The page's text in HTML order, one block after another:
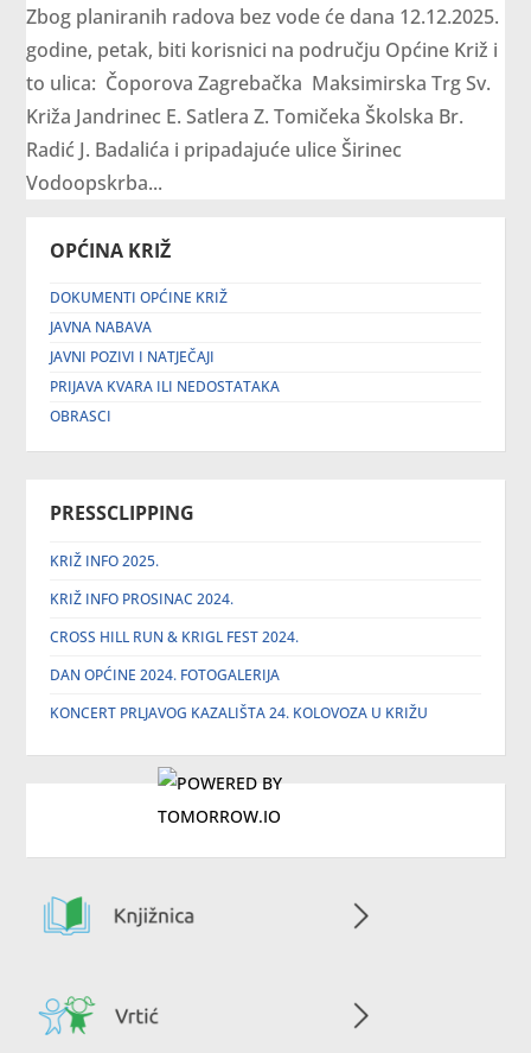
OPĆINA KRIŽ
DOKUMENTI OPĆINE KRIŽ
JAVNA NABAVA
JAVNI POZIVI I NATJEČAJI
PRIJAVA KVARA ILI NEDOSTATAKA
OBRASCI
PRESSCLIPPING
KRIŽ INFO 2025.
KRIŽ INFO PROSINAC 2024.
CROSS HILL RUN & KRIGL FEST 2024.
DAN OPĆINE 2024. FOTOGALERIJA
KONCERT PRLJAVOG KAZALIŠTA 24. KOLOVOZA U KRIŽU
Zbog planiranih radova bez vode će dana 12.12.2025.
godine, petak, biti korisnici na području Općine Križ i
to ulica: Čoporova Zagrebačka Maksimirska Trg Sv.
Križa Jandrinec E. Satlera Z. Tomičeka Školska Br.
Radić J. Badalića i pripadajuće ulice Širinec
Vodoopskrba...